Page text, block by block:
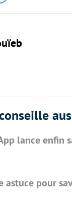
lance enfin
astuce pour